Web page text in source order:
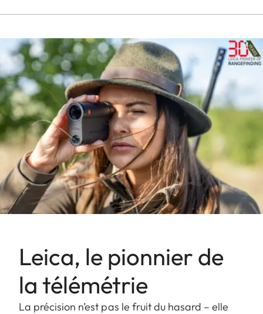
Leica, le pionnier de
la télémétrie
La précision n’est pas le fruit du hasard – elle